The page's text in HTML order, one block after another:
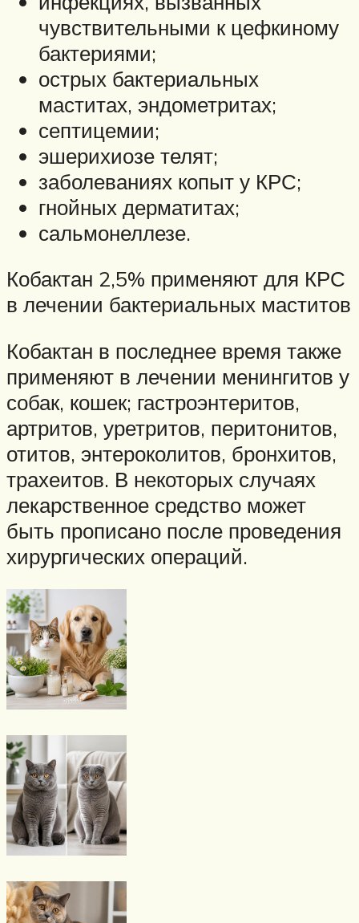
чувствительными к цефкиному
бактериями;
острых бактериальных
маститах, эндометритах;
септицемии;
эшерихиозе телят;
заболеваниях копыт у КРС;
гнойных дерматитах;
сальмонеллезе.
Кобактан 2,5% применяют для КРС
в лечении бактериальных маститов
Кобактан в последнее время также
применяют в лечении менингитов у
собак, кошек; гастроэнтеритов,
артритов, уретритов, перитонитов,
отитов, энтероколитов, бронхитов,
трахеитов. В некоторых случаях
лекарственное средство может
быть прописано после проведения
хирургических операций.